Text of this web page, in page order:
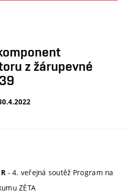
z žárupevné
- 4. veřejná soutěž Program na
ZÉTA